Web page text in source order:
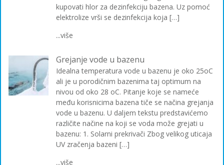
kupovati hlor za dezinfekciju bazena. Uz pomoć
elektrolize vrši se dezinfekcija koja […]
...više
Grejanje vode u bazenu
Idealna temperatura vode u bazenu je oko 25oC
ali je u porodičnim bazenima taj optimum na
nivou od oko 28 oC. Pitanje koje se nameće
među korisnicima bazena tiče se načina grejanja
vode u bazenu. U daljem tekstu predstavićemo
različite načine na koji se voda može grejati u
bazenu: 1. Solarni prekrivači Zbog velikog uticaja
UV zračenja bazeni […]
...više